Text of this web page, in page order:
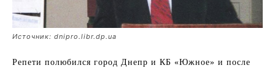
Источник: dnipro.libr.dp.ua
Репети полюбился город Днепр и КБ «Южное» и после